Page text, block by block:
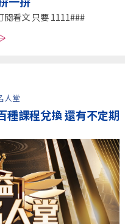
閱看文 只要 1111###
人堂
種課程兌換 還有不定期